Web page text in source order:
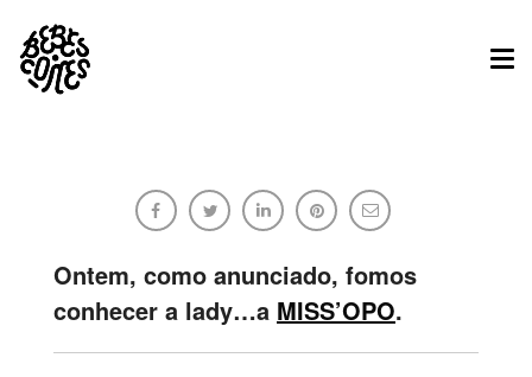
Conhece a Miss’Opo e faz-te à vida!
Bebes.Comes
Ontem, como anunciado, fomos
conhecer a lady…a MISS’OPO.